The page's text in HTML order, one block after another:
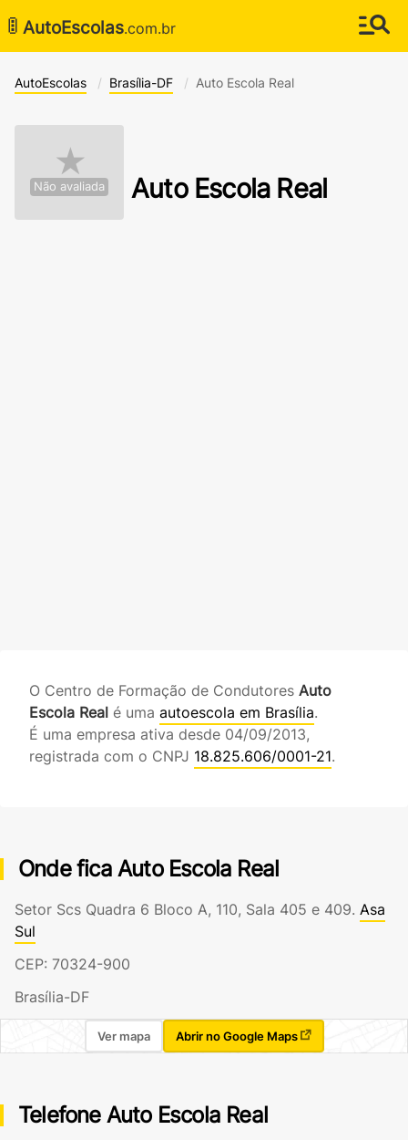
🚦 AutoEscolas.com.br
AutoEscolas Brasília-DF Auto Escola Real
★
Não avaliada Auto Escola Real
O Centro de Formação de Condutores Auto
Escola Real é uma autoescola em Brasília.
É uma empresa ativa desde 04/09/2013,
registrada com o CNPJ 18.825.606/0001-21.
Onde fica Auto Escola Real
Setor Scs Quadra 6 Bloco A, 110, Sala 405 e 409. Asa
Sul
CEP: 70324-900
Brasília-DF
Ver mapa Abrir no Google Maps
Telefone Auto Escola Real